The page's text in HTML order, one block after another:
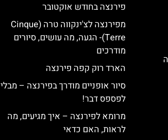
פירנצה בחודש אוקטובר
מפירנצה לצ'ינקווה טרה (Cinque
Terre)- הגעה, מה עושים, סיורים
מודרכים
הארד רוק קפה פירנצה
סיור אופניים מודרך בפירנצה – מבלי
לפספס דבר!
מרומא לפירנצה – איך מגיעים, מה
לראות, האם כדאי